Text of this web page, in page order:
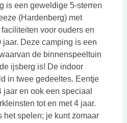
is een geweldige 5-sterren
(Hardenberg) met
voor ouders en
jaar. Deze camping is een
de binnenspeeltuin
ijsberg is! De indoor
in twee gedeeltes. Eentje
en ook een speciaal
tot en met 4 jaar.
het spelen; je kunt zomaar